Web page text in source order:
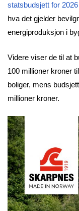
statsbudsjett for 2026
hva det gjelder
energiproduksjon i
Videre viser de til at
100 millioner kroner
boliger, mens
millioner kroner.